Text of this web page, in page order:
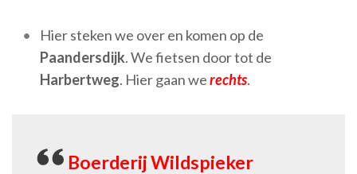
Hier steken we over en komen op de
Paandersdijk. We fietsen door tot de
Harbertweg. Hier gaan werechts.
Boerderij Wildspieker